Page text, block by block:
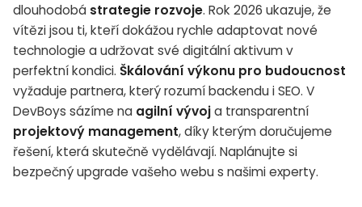
dlouhodobá strategie rozvoje. Rok 2026 ukazuje, že
vítězi jsou ti, kteří dokážou rychle adaptovat nové
technologie a udržovat své digitální aktivum v
perfektní kondici. Škálování výkonu pro budoucnost
vyžaduje partnera, který rozumí backendu i SEO. V
DevBoys sázíme na agilní vývoja transparentní
projektový management, díky kterým doručujeme
řešení, která skutečně vydělávají. Naplánujte si
bezpečný upgrade vašeho webu s našimi experty.